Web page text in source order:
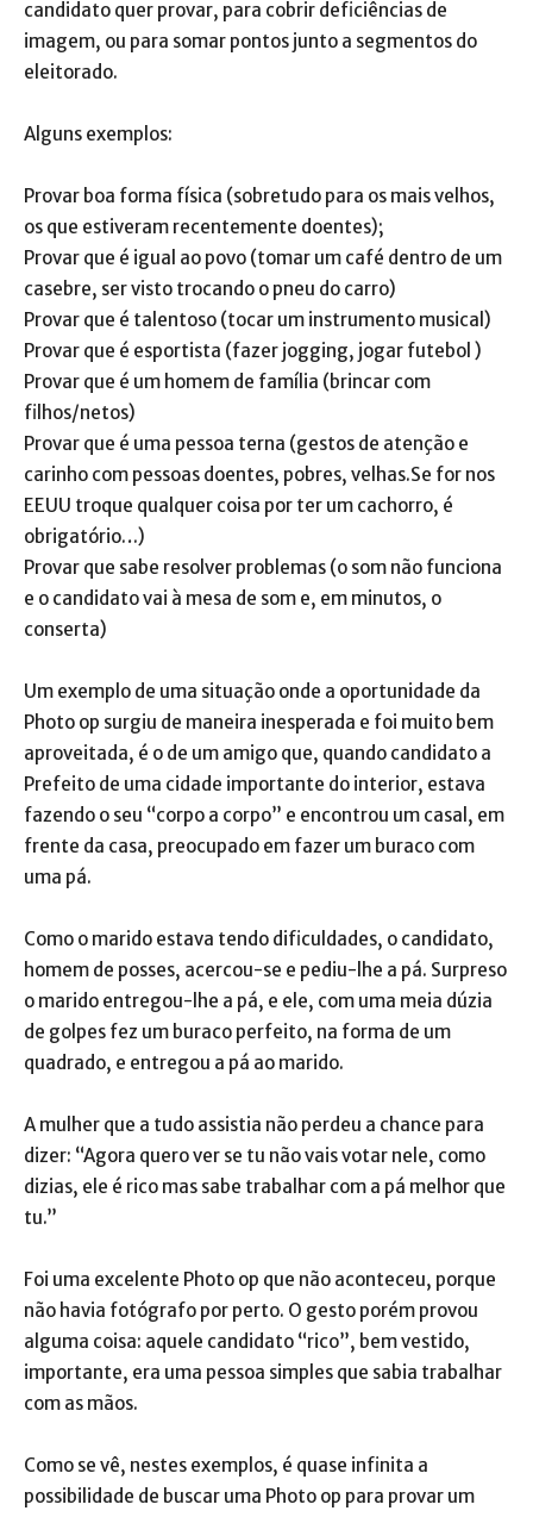
candidato quer provar, para cobrir deficiências de
imagem, ou para somar pontos junto a segmentos do
eleitorado.
Alguns exemplos:
Provar boa forma física (sobretudo para os mais velhos,
os que estiveram recentemente doentes);
Provar que é igual ao povo (tomar um café dentro de um
casebre, ser visto trocando o pneu do carro)
Provar que é talentoso (tocar um instrumento musical)
Provar que é esportista (fazer jogging, jogar futebol )
Provar que é um homem de família (brincar com
filhos/netos)
Provar que é uma pessoa terna (gestos de atenção e
carinho com pessoas doentes, pobres, velhas.Se for nos
EEUU troque qualquer coisa por ter um cachorro, é
obrigatório…)
Provar que sabe resolver problemas (o som não funciona
e o candidato vai à mesa de som e, em minutos, o
conserta)
Um exemplo de uma situação onde a oportunidade da
Photo op surgiu de maneira inesperada e foi muito bem
aproveitada, é o de um amigo que, quando candidato a
Prefeito de uma cidade importante do interior, estava
fazendo o seu “corpo a corpo” e encontrou um casal, em
frente da casa, preocupado em fazer um buraco com
uma pá.
Como o marido estava tendo dificuldades, o candidato,
homem de posses, acercou-se e pediu-lhe a pá. Surpreso
o marido entregou-lhe a pá, e ele, com uma meia dúzia
de golpes fez um buraco perfeito, na forma de um
quadrado, e entregou a pá ao marido.
A mulher que a tudo assistia não perdeu a chance para
dizer: “Agora quero ver se tu não vais votar nele, como
dizias, ele é rico mas sabe trabalhar com a pá melhor que
tu.”
Foi uma excelente Photo op que não aconteceu, porque
não havia fotógrafo por perto. O gesto porém provou
alguma coisa: aquele candidato “rico”, bem vestido,
importante, era uma pessoa simples que sabia trabalhar
com as mãos.
Como se vê, nestes exemplos, é quase infinita a
possibilidade de buscar uma Photo op para provar um